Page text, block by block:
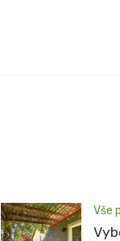
Vše